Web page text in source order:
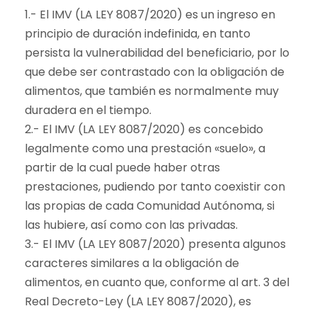
1.- El IMV (LA LEY 8087/2020) es un ingreso en
principio de duración indefinida, en tanto
persista la vulnerabilidad del beneficiario, por lo
que debe ser contrastado con la obligación de
alimentos, que también es normalmente muy
duradera en el tiempo.
2.- El IMV (LA LEY 8087/2020) es concebido
legalmente como una prestación «suelo», a
partir de la cual puede haber otras
prestaciones, pudiendo por tanto coexistir con
las propias de cada Comunidad Autónoma, si
las hubiere, así como con las privadas.
3.- El IMV (LA LEY 8087/2020) presenta algunos
caracteres similares a la obligación de
alimentos, en cuanto que, conforme al art. 3 del
Real Decreto-Ley (LA LEY 8087/2020), es